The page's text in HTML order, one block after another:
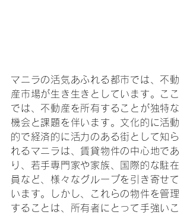
マニラの活気あふれる都市では、不動
産市場が生き生きとしています。ここ
では、不動産を所有することが独特な
機会と課題を伴います。文化的に活動
的で経済的に活力のある街として知ら
れるマニラは、賃貸物件の中心地であ
り、若手専門家や家族、国際的な駐在
員など、様々なグループを引き寄せて
います。しかし、これらの物件を管理
することは、所有者にとって手強いこ